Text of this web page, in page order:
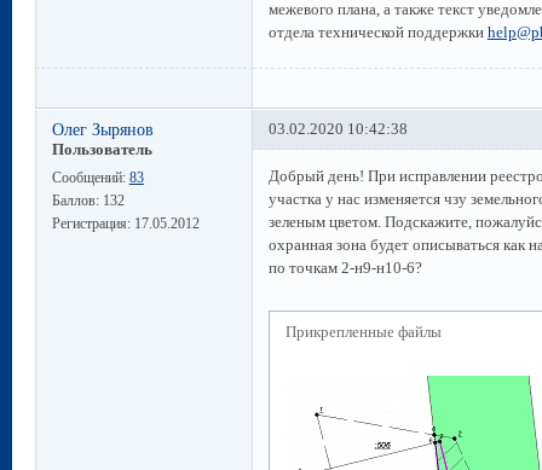
межевого плана, а также текст
отдела технической поддержки
Олег Зырянов
Пользователь
Сообщений: 83
Баллов: 132
Регистрация: 17.05.2012
03.02.2020 10:42:38
Добрый день! При исправлении
участка у нас изменяется чзу
зеленым цветом. Подскажите,
охранная зона будет описываться как
по точкам 2-н9-н10-6?
Прикрепленные файлы